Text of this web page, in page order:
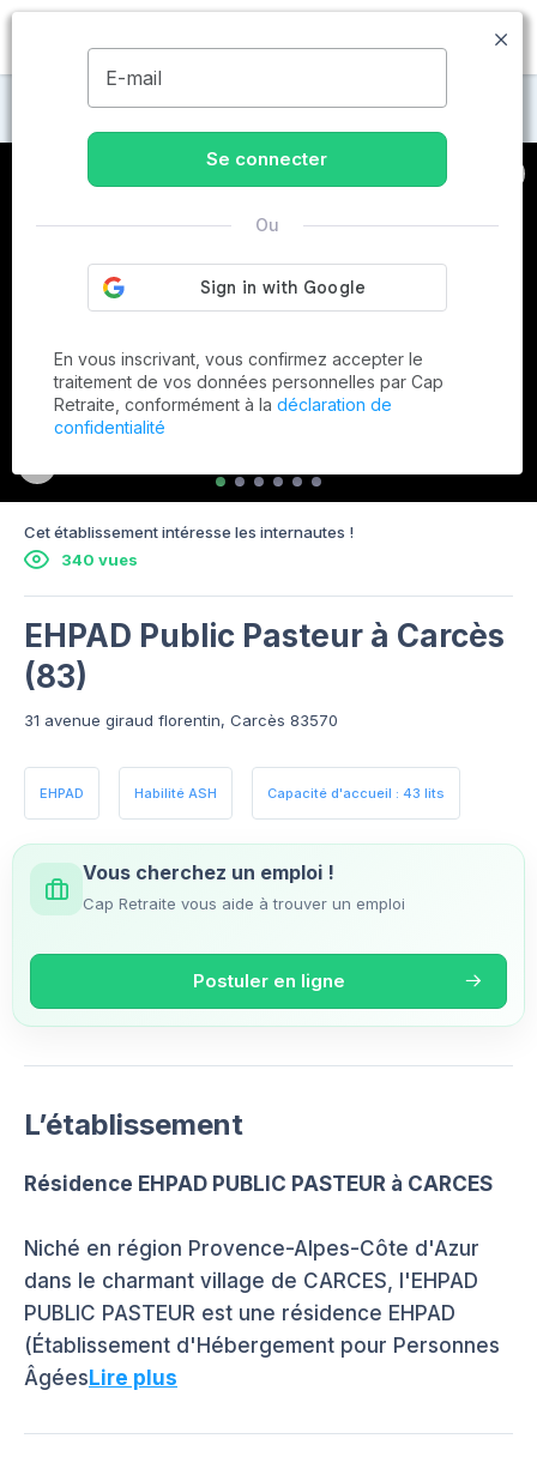
MENU
Maisons de retraite à Carcès
Cet établissement intéresse les internautes !
340 vues
EHPAD Public Pasteur à Carcès
(83)
31 avenue giraud florentin, Carcès 83570
EHPAD Habilité ASH Capacité d'accueil : 43 lits
Vous cherchez un emploi !
Cap Retraite vous aide à trouver un emploi
Postuler en ligne
L’établissement
Résidence EHPAD PUBLIC PASTEUR à CARCES
Niché en région Provence-Alpes-Côte d'Azur
dans le charmant village de CARCES, l'EHPAD
PUBLIC PASTEUR est une résidence EHPAD
(Établissement d'Hébergement pour Personnes
ÂgéesLire plus
E-mail
Se connecter
Ou
En vous inscrivant, vous confirmez accepter le
traitement de vos données personnelles par Cap
Retraite, conformément à la déclaration de
confidentialité